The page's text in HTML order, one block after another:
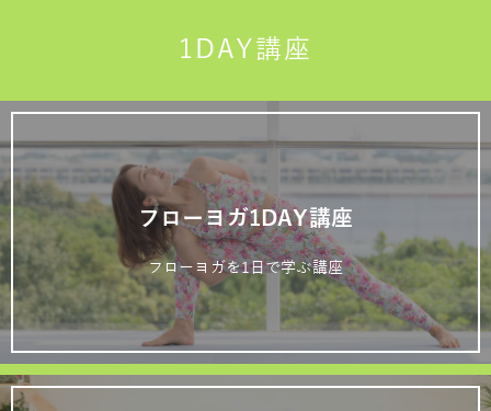
1DAY講座
フローヨガ1DAY講座
フローヨガを1日で学ぶ講座